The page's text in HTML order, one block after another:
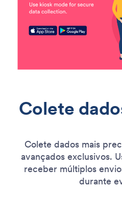
Colete
Colete dados mais
avançados exclusivos.
receber múltiplos
durante